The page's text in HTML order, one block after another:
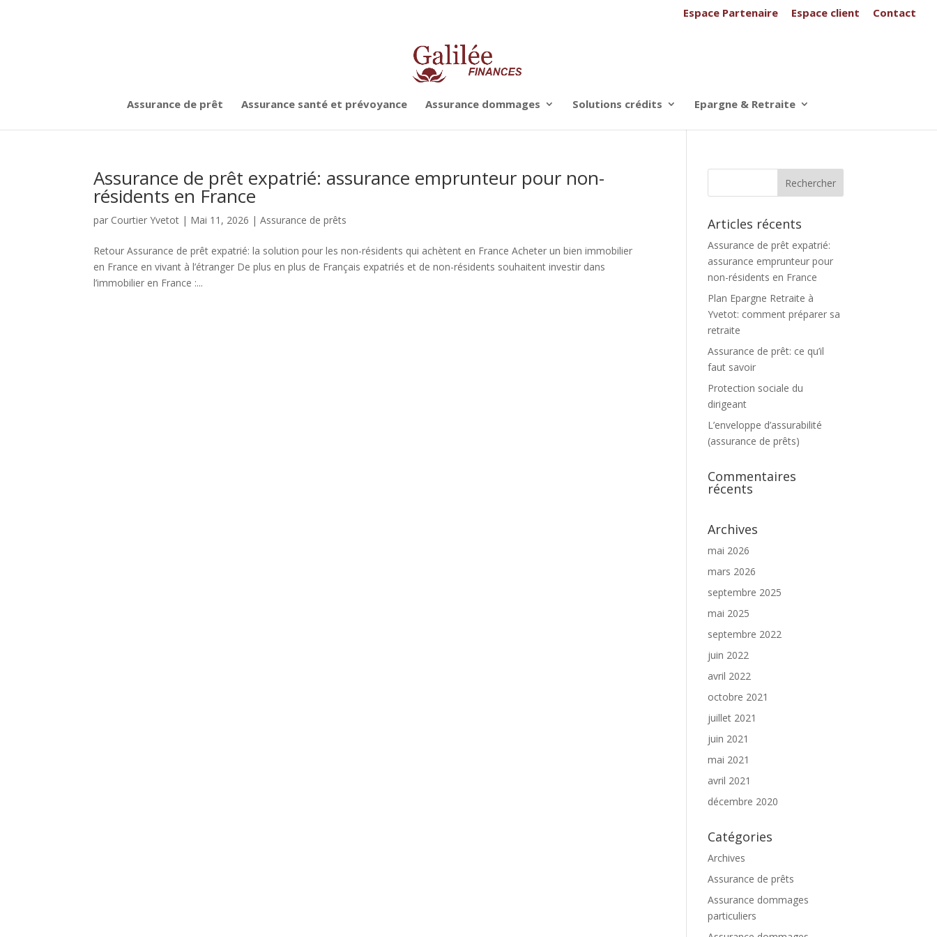
Espace Partenaire Espace client Contact
Assurance de prêt Assurance santé et prévoyance Assurance dommages Solutions crédits Epargne & Retraite
Assurance de prêt expatrié: assurance emprunteur pour non-
résidents en France
par Courtier Yvetot | Mai 11, 2026 |Assurance de prêts
Retour Assurance de prêt expatrié: la solution pour les non-résidents qui achètent en France Acheter un bien immobilier
en France en vivant à l’étranger De plus en plus de Français expatriés et de non-résidents souhaitent investir dans
l’immobilier en France :...
Articles récents
Assurance de prêt expatrié:
assurance emprunteur pour
non-résidents en France
Plan Epargne Retraite à
Yvetot: comment préparer sa
retraite
Assurance de prêt: ce qu’il
faut savoir
Protection sociale du
dirigeant
L’enveloppe d’assurabilité
(assurance de prêts)
Commentaires
récents
Archives
mai 2026
mars 2026
septembre 2025
mai 2025
septembre 2022
juin 2022
avril 2022
octobre 2021
juillet 2021
juin 2021
mai 2021
avril 2021
décembre 2020
Catégories
Archives
Assurance de prêts
Assurance dommages
particuliers